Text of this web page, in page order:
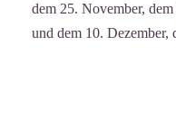
dem 25. November, dem
und dem 10. Dezember,